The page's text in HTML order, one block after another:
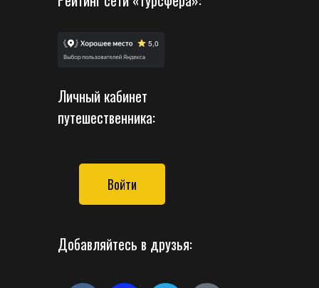
Личный кабинет
путешественника:
Войти
Добавляйтесь в друзья: